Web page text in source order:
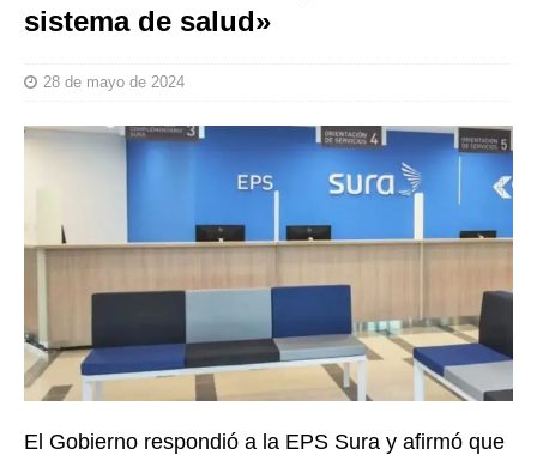
sistema de salud»
28 de mayo de 2024
El Gobierno respondió a la EPS Sura y afirmó que